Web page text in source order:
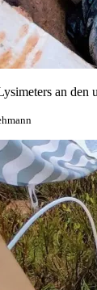
an den